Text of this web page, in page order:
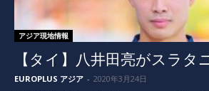
アジア現地情報
【タイ】八井田亮がスラタ
EUROPLUS アジア - 2020年3月24日